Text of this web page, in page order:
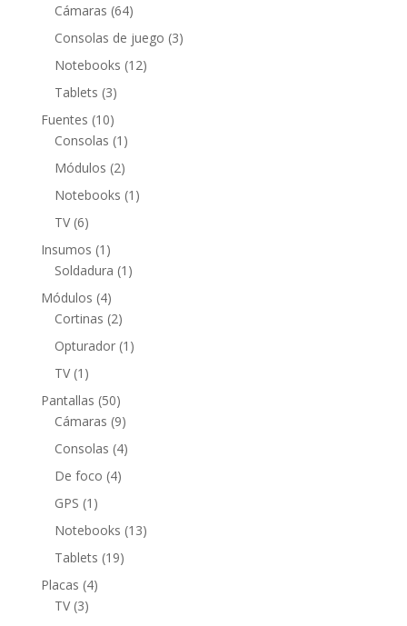
productos
Cámaras 6464
productos
Consolas de juego 33
Notebooks 1212
Tablets 33
productos
Fuentes 1010
productos
Consolas 1 1
producto
Módulos 22
productos
Notebooks 1 1
TV 66
productos
Insumos 1 1
producto
Soldadura 1 1
Módulos 44
productos
Cortinas 22
productos
Opturador 1 1
TV 1 1
producto
Pantallas 5050
productos
Cámaras 99
productos
Consolas 44
De foco 44
GPS 1 1
producto
Notebooks 1313
Tablets 1919
Placas 44
TV 33